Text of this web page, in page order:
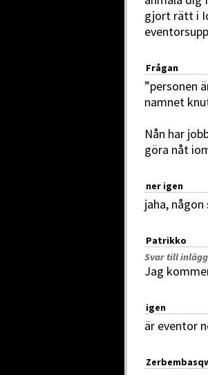
gjort rätt i
Frågan
”personen
namnet
Nån har
göra nåt
ner igen
jaha,
Patrikko
Svar till
Jag
igen
är eventor